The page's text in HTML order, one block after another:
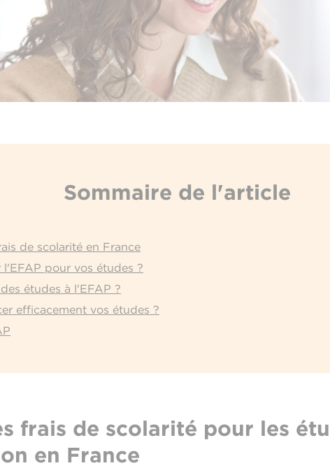
Sommaire de l'article
de scolarité en France
pour vos études ?
études à l'EFAP ?
efficacement vos études ?
frais de scolarité pour les
en France